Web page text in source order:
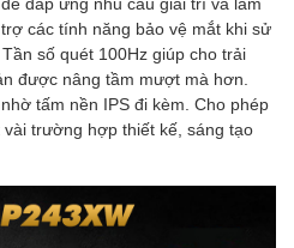
các tính năng bảo vệ mắt khi sử
số quét 100Hz giúp cho trải
được nâng tầm mượt mà hơn.
tấm nền IPS đi kèm. Cho phép
trường hợp thiết kế, sáng tạo